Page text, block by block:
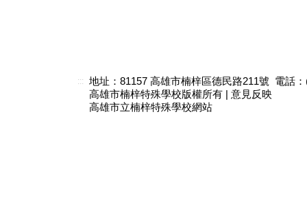
:::
地址：81157 高雄市楠梓區德民路211號 電話
高雄市楠梓特殊學校版權所有 | 意見反映
高雄市立楠梓特殊學校網站